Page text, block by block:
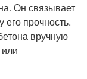
Он связывает
его прочность.
вручную